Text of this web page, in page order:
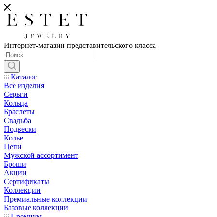
Интернет-магазин представительского класса
Каталог
Все изделия
Серьги
Кольца
Браслеты
Свадьба
Подвески
Колье
Цепи
Мужской ассортимент
Броши
Акции
Сертификаты
Коллекции
Премиальные коллекции
Базовые коллекции